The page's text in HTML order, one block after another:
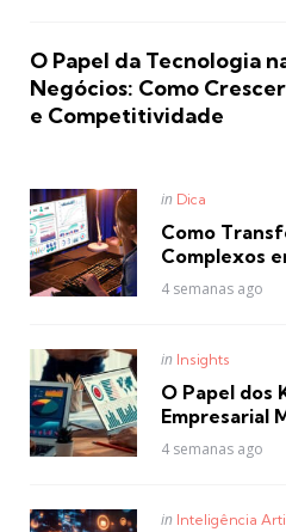
O Papel da Tecnologia
Negócios: Como
e Competitividade
Posted
in Dica
Como
Complexos
4 semanas ago
Posted
in Insights
O Papel dos
Empresarial
4 semanas ago
Posted
in Inteligência